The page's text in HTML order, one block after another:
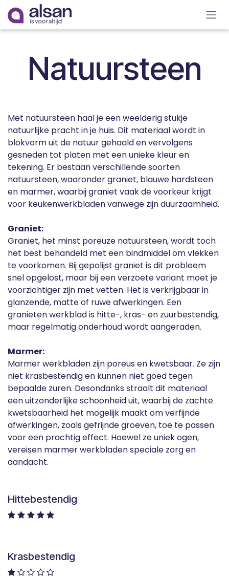
Overslaan naar inhoud
Natuursteen
Met natuursteen haal je een weelderig stukje
natuurlijke pracht in je huis. Dit materiaal wordt in
blokvorm uit de natuur gehaald en vervolgens
gesneden tot platen met een unieke kleur en
tekening. Er bestaan verschillende soorten
natuursteen, waaronder graniet, blauwe hardsteen
en marmer, waarbij graniet vaak de voorkeur krijgt
voor keukenwerkbladen vanwege zijn duurzaamheid.
Graniet:
Graniet, het minst poreuze natuursteen, wordt toch
het best behandeld met een bindmiddel om vlekken
te voorkomen. Bij gepolijst graniet is dit probleem
snel opgelost, maar bij een verzoete variant moet je
voorzichtiger zijn met vetten. Het is verkrijgbaar in
glanzende, matte of ruwe afwerkingen. Een
granieten werkblad is hitte-, kras- en zuurbestendig,
maar regelmatig onderhoud wordt aangeraden.
Marmer:
Marmer werkbladen zijn poreus en kwetsbaar. Ze zijn
niet krasbestendig en kunnen niet goed tegen
bepaalde zuren. Desondanks straalt dit materiaal
een uitzonderlijke schoonheid uit, waarbij de zachte
kwetsbaarheid het mogelijk maakt om verfijnde
afwerkingen, zoals gefrijnde groeven, toe te passen
voor een prachtig effect. Hoewel ze uniek ogen,
vereisen marmer werkbladen speciale zorg en
aandacht.
Hittebestendig
Krasbestendig